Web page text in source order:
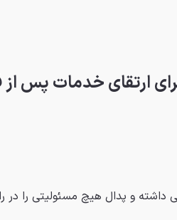
داشته و پدال هیچ مسئولیتی را در